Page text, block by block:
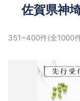
佐賀県神
351~400件(全1000